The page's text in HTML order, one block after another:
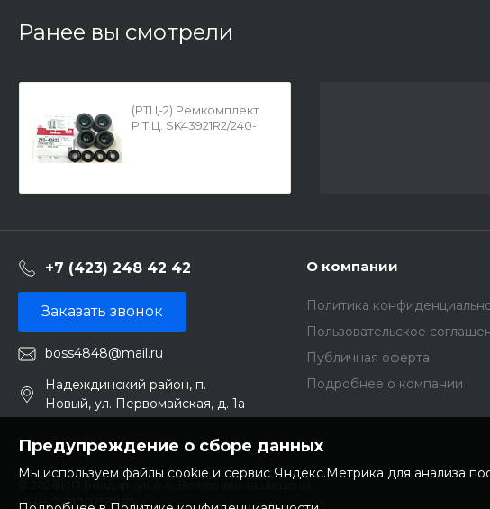
Ранее вы смотрели
(РТЦ-2) Ремкомплект
Р.Т.Ц. SK43921R2/240-
+7 (423) 248 42 42
Заказать звонок
boss4848@mail.ru
Надеждинский район, п.
Новый, ул. Первомайская, д. 1а
О компании
Политика
Пользовательское
Публичная оферта
Подробнее о компании
© 2026 ИП Бондарчук А.А. Все права защищены.
ИНН: 252100758085
Предупреждение о сборе данных
Мы используем файлы cookie и сервис Яндекс.Метрика для анализа